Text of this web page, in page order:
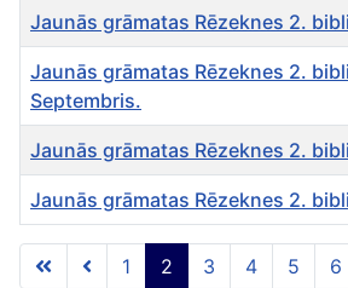
Rakstu tabula
Jaunās grāmatas Rēzeknes 2.
Jaunās grāmatas Rēzeknes 2.
Septembris.
Jaunās grāmatas Rēzeknes 2.
Jaunās grāmatas Rēzeknes 2.
1 2 3 4 5 6